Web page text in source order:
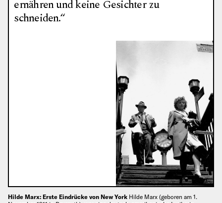
ernähren und keine Gesichter zu
schneiden.“
Hilde Marx: Erste Eindrücke von New York Hilde Marx (geboren am 1.